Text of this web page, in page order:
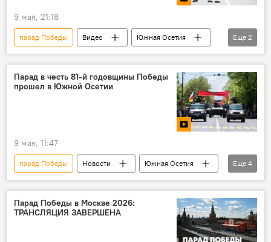
9 мая, 21:18
парад Победы Видео
Южная Осетия
Великая Отечественная война
парад
Еще 2
Парад в честь 81-й годовщины Победы
прошел в Южной Осетии
9 мая, 11:47
парад Победы Новости
Южная Осетия
Цхинвал
День Победы
Дзамболат Тадтаев
Общество
Еще 4
Парад Победы в Москве 2026:
ТРАНСЛЯЦИЯ ЗАВЕРШЕНА